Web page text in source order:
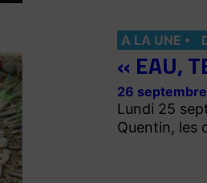
A LA UNE
« EAU,
26
Lundi 25
Quentin, les